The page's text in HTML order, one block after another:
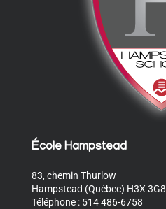
École Hampstead
83, chemin Thurlow
Hampstead (Québec) H3X 3G8
Téléphone : 514 486-6758